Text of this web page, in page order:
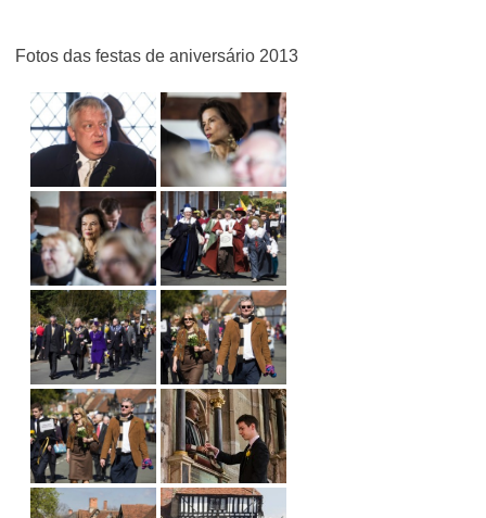
Fotos das festas de aniversário 2013